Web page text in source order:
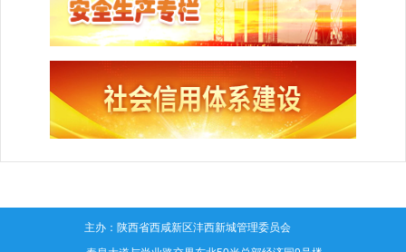
主办：陕西省西咸新区沣西新城管理委员会